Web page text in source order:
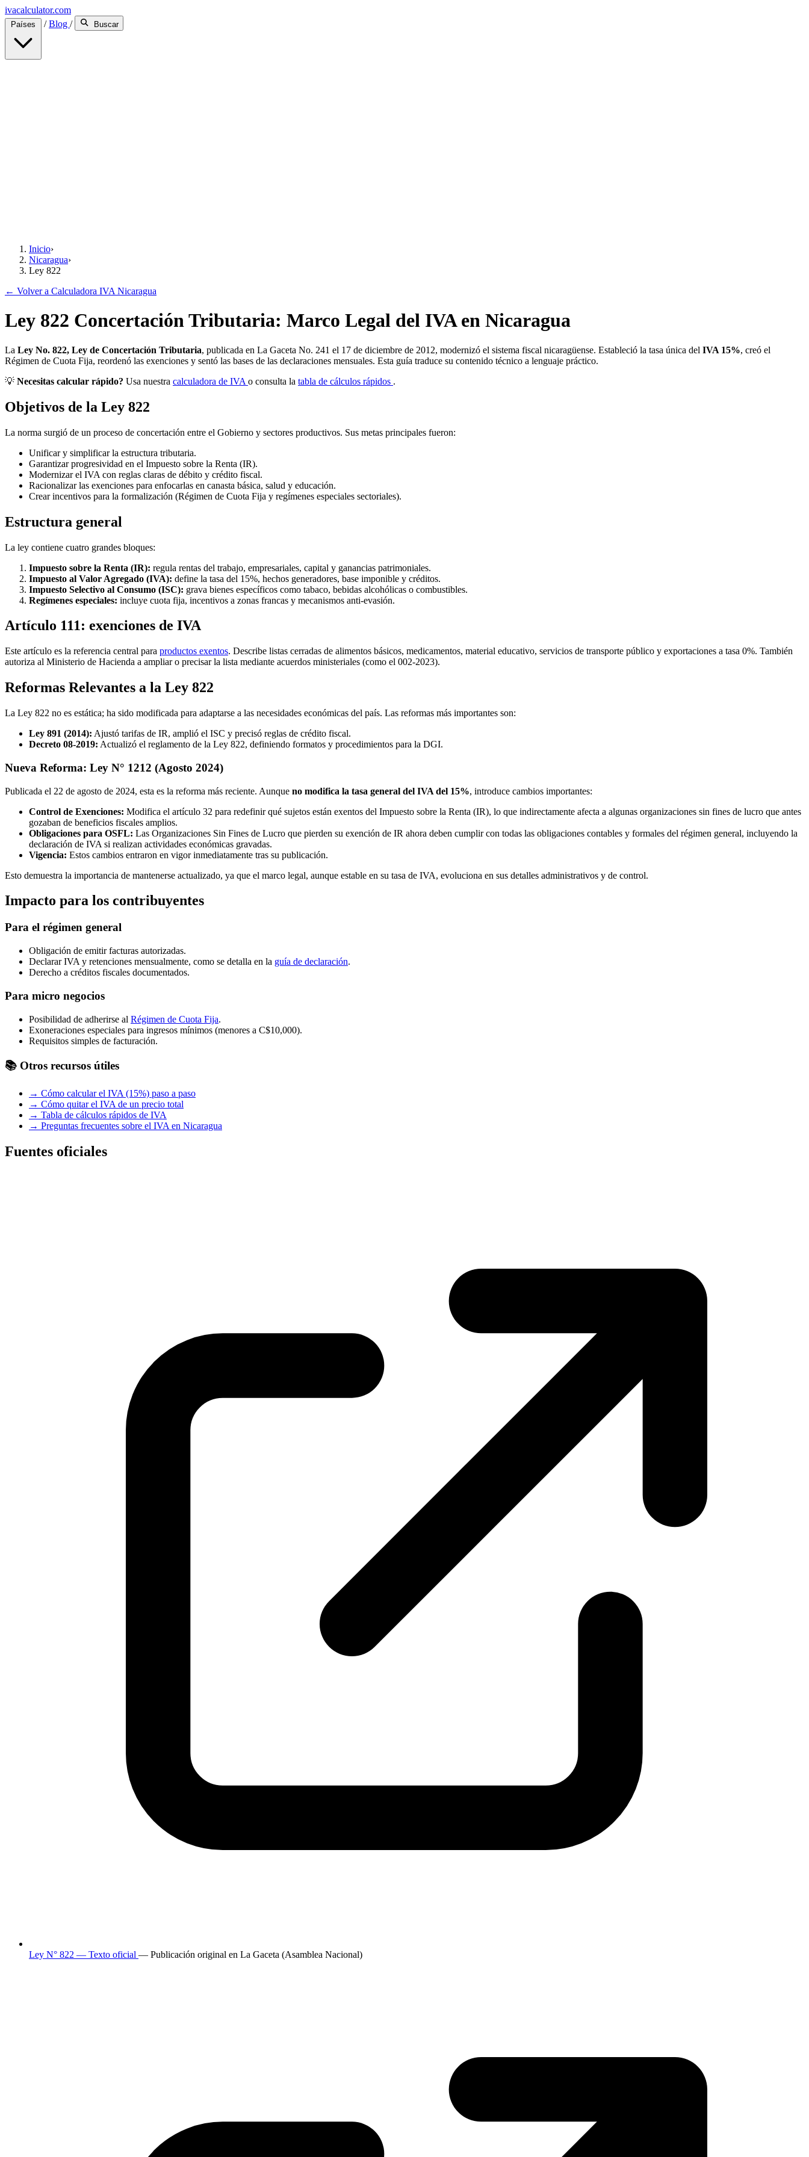
ivacalculator.com
/ Blog / Buscar
Inicio›
Nicaragua›
Ley 822
← Volver a Calculadora IVA Nicaragua
Ley 822 Concertación Tributaria: Marco Legal del IVA en Nicaragua
La Ley No. 822, Ley de Concertación Tributaria, publicada en La Gaceta No. 241 el 17 de diciembre de 2012, modernizó el sistema fiscal nicaragüense. Estableció la tasa única del IVA 15%, creó el
Régimen de Cuota Fija, reordenó las exenciones y sentó las bases de las declaraciones mensuales. Esta guía traduce su contenido técnico a lenguaje práctico.
💡 Necesitas calcular rápido? Usa nuestra calculadora de IVA o consulta la tabla de cálculos rápidos .
Objetivos de la Ley 822
La norma surgió de un proceso de concertación entre el Gobierno y sectores productivos. Sus metas principales fueron:
Unificar y simplificar la estructura tributaria.
Garantizar progresividad en el Impuesto sobre la Renta (IR).
Modernizar el IVA con reglas claras de débito y crédito fiscal.
Racionalizar las exenciones para enfocarlas en canasta básica, salud y educación.
Crear incentivos para la formalización (Régimen de Cuota Fija y regímenes especiales sectoriales).
Estructura general
La ley contiene cuatro grandes bloques:
Impuesto sobre la Renta (IR): regula rentas del trabajo, empresariales, capital y ganancias patrimoniales.
Impuesto al Valor Agregado (IVA): define la tasa del 15%, hechos generadores, base imponible y créditos.
Impuesto Selectivo al Consumo (ISC): grava bienes específicos como tabaco, bebidas alcohólicas o combustibles.
Regímenes especiales: incluye cuota fija, incentivos a zonas francas y mecanismos anti-evasión.
Artículo 111: exenciones de IVA
Este artículo es la referencia central para productos exentos. Describe listas cerradas de alimentos básicos, medicamentos, material educativo, servicios de transporte público y exportaciones a tasa 0%. También
autoriza al Ministerio de Hacienda a ampliar o precisar la lista mediante acuerdos ministeriales (como el 002-2023).
Reformas Relevantes a la Ley 822
La Ley 822 no es estática; ha sido modificada para adaptarse a las necesidades económicas del país. Las reformas más importantes son:
Ley 891 (2014): Ajustó tarifas de IR, amplió el ISC y precisó reglas de crédito fiscal.
Decreto 08-2019: Actualizó el reglamento de la Ley 822, definiendo formatos y procedimientos para la DGI.
Nueva Reforma: Ley N° 1212 (Agosto 2024)
Publicada el 22 de agosto de 2024, esta es la reforma más reciente. Aunque no modifica la tasa general del IVA del 15%, introduce cambios importantes:
Control de Exenciones: Modifica el artículo 32 para redefinir qué sujetos están exentos del Impuesto sobre la Renta (IR), lo que indirectamente afecta a algunas organizaciones sin fines de lucro que antes
gozaban de beneficios fiscales amplios.
Obligaciones para OSFL: Las Organizaciones Sin Fines de Lucro que pierden su exención de IR ahora deben cumplir con todas las obligaciones contables y formales del régimen general, incluyendo la
declaración de IVA si realizan actividades económicas gravadas.
Vigencia: Estos cambios entraron en vigor inmediatamente tras su publicación.
Esto demuestra la importancia de mantenerse actualizado, ya que el marco legal, aunque estable en su tasa de IVA, evoluciona en sus detalles administrativos y de control.
Impacto para los contribuyentes
Para el régimen general
Obligación de emitir facturas autorizadas.
Declarar IVA y retenciones mensualmente, como se detalla en la guía de declaración.
Derecho a créditos fiscales documentados.
Para micro negocios
Posibilidad de adherirse al Régimen de Cuota Fija.
Exoneraciones especiales para ingresos mínimos (menores a C$10,000).
Requisitos simples de facturación.
📚 Otros recursos útiles
→ Cómo calcular el IVA (15%) paso a paso
→ Cómo quitar el IVA de un precio total
→ Tabla de cálculos rápidos de IVA
→ Preguntas frecuentes sobre el IVA en Nicaragua
Fuentes oficiales
Ley N° 822 — Texto oficial — Publicación original en La Gaceta (Asamblea Nacional)